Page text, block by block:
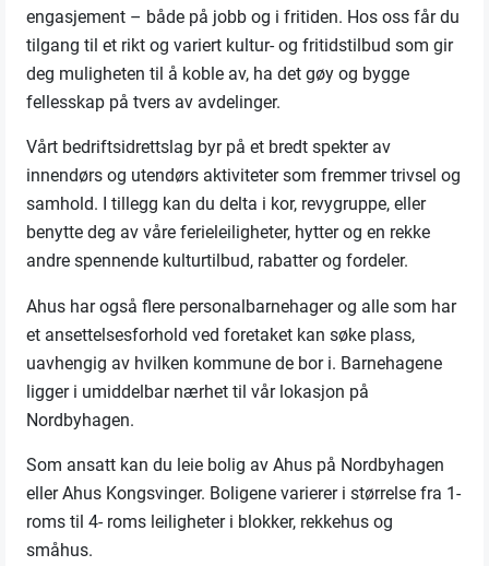
engasjement – både på jobb og i fritiden. Hos oss får du
tilgang til et rikt og variert kultur- og fritidstilbud som gir
deg muligheten til å koble av, ha det gøy og bygge
fellesskap på tvers av avdelinger.
Vårt bedriftsidrettslag byr på et bredt spekter av
innendørs og utendørs aktiviteter som fremmer trivsel og
samhold. I tillegg kan du delta i kor, revygruppe, eller
benytte deg av våre ferieleiligheter, hytter og en rekke
andre spennende kulturtilbud, rabatter og fordeler.
Ahus har også flere personalbarnehager og alle som har
et ansettelsesforhold ved foretaket kan søke plass,
uavhengig av hvilken kommune de bor i. Barnehagene
ligger i umiddelbar nærhet til vår lokasjon på
Nordbyhagen.
Som ansatt kan du leie bolig av Ahus på Nordbyhagen
eller Ahus Kongsvinger. Boligene varierer i størrelse fra 1-
roms til 4- roms leiligheter i blokker, rekkehus og
småhus.